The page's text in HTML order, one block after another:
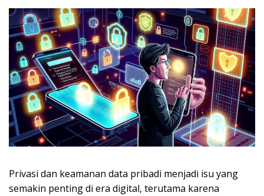
Privasi dan keamanan data pribadi menjadi isu yang
semakin penting di era digital, terutama karena